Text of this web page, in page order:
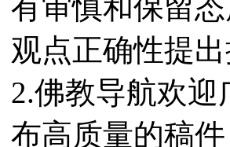
有审慎和保留
观点正确性提出
2.佛教导航欢
布高质量的稿